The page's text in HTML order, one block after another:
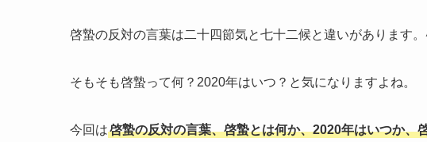
啓蟄の反対の言葉は二十四節気と七十二候と違いがあります。
そもそも啓蟄って何？2020年はいつ？と気になりますよね。
今回は啓蟄の反対の言葉、啓蟄とは何か、2020年はいつか、